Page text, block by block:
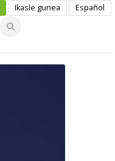
Ikasle gunea Español